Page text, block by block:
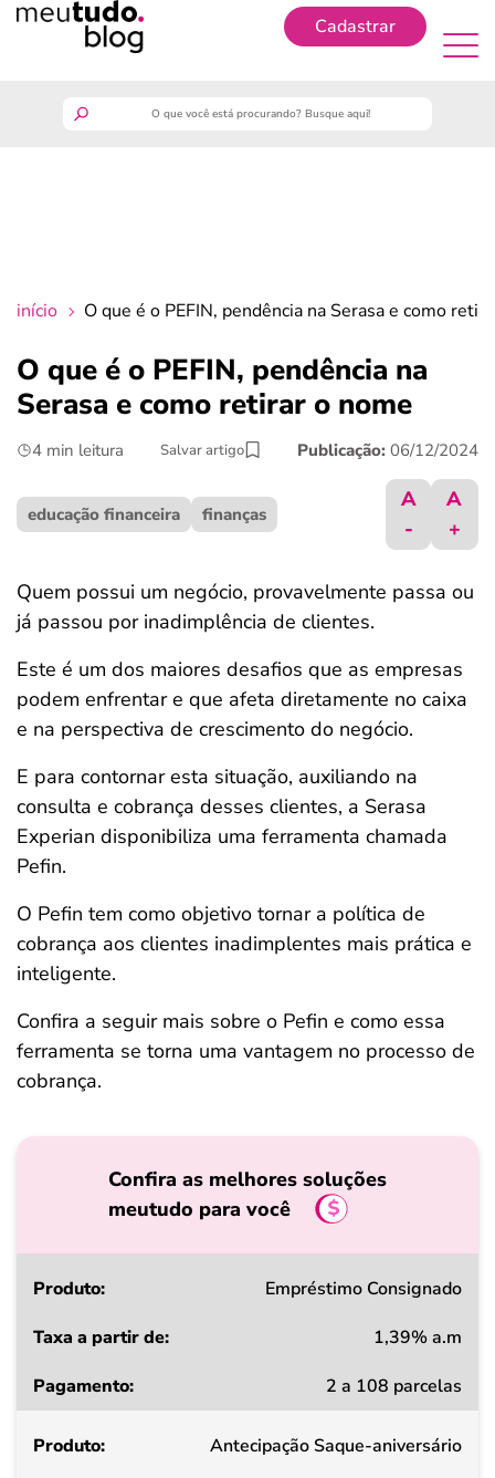
Cadastrar
crédito fácil
últimas notícias
ferramentas
início O que é o PEFIN, pendência na Serasa e como
O que é o PEFIN, pendência na
Serasa e como retirar o nome
4 min leitura Salvar artigo Publicação: 06/12/2024
educação financeira finanças
A
-
A
+
Quem possui um negócio, provavelmente passa ou
já passou por inadimplência de clientes.
Este é um dos maiores desafios que as empresas
podem enfrentar e que afeta diretamente no caixa
e na perspectiva de crescimento do negócio.
E para contornar esta situação, auxiliando na
consulta e cobrança desses clientes, a Serasa
Experian disponibiliza uma ferramenta chamada
Pefin.
O Pefin tem como objetivo tornar a política de
cobrança aos clientes inadimplentes mais prática e
inteligente.
Confira a seguir mais sobre o Pefin e como essa
ferramenta se torna uma vantagem no processo de
cobrança.
Confira as melhores soluções
meutudo para você
Produto
a
de
Empréstimo Consignado
1,39% a.m
2 a 108 parcelas
Antecipação Saque-aniversário